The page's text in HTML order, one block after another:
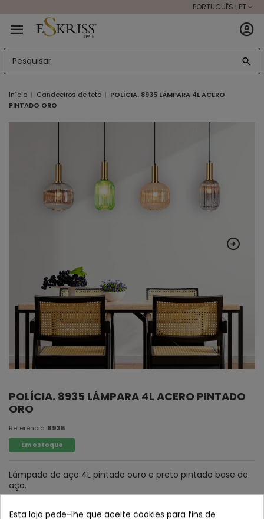
PORTUGUÊS | PT
Início Candeeiros de teto
POLÍCIA. 8935 LÁMPARA 4L ACERO
PINTADO ORO
POLÍCIA. 8935 LÁMPARA 4L ACERO PINTADO
ORO
Referência 8935
Em estoque
Lâmpada de aço 4L pintado ouro e preto pintado base de
aço.
Esta loja pede-lhe que aceite cookies para fins de